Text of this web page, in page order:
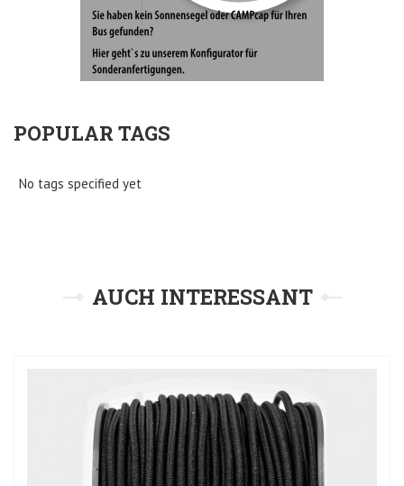
POPULAR TAGS
No tags specified yet
AUCH INTERESSANT